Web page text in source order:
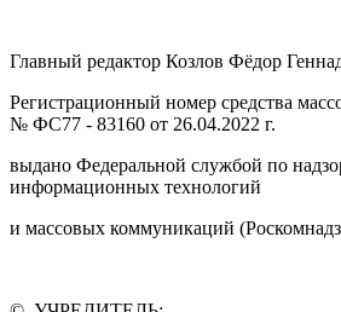
Главный редактор Козлов Фёдор
Регистрационный номер средства
№ ФС77 - 83160 от 26.04.2022 г.
выдано Федеральной службой по
информационных технологий
и массовых коммуникаций